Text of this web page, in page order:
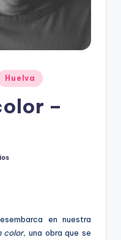
Huelva
–
en nuestra
color, una obra que se